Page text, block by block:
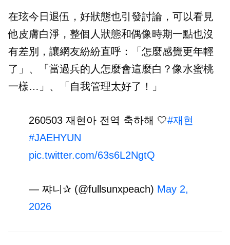
在玹今日退伍，好狀態也引發討論，可以看見
他皮膚白淨，整個人狀態和偶像時期一點也沒
有差別，讓網友紛紛直呼：「怎麼感覺更年輕
了」、「當過兵的人怎麼會這麼白？像水蜜桃
一樣…」、「自我管理太好了！」
260503 재현아 전역 축하해 🤍#재현
#JAEHYUN
pic.twitter.com/63s6L2NgtQ
— 쨔니✰ (@fullsunxpeach) May 2,
2026